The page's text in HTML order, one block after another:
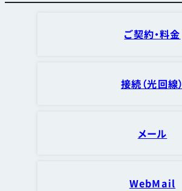
ご契約・料金
接続（光回線）
メール
WebMail